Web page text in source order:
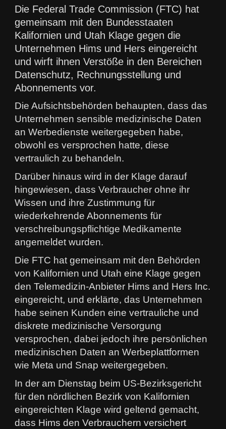
Die Federal Trade Commission (FTC) hat
gemeinsam mit den Bundesstaaten
Kalifornien und Utah Klage gegen die
Unternehmen Hims und Hers eingereicht
und wirft ihnen Verstöße in den Bereichen
Datenschutz, Rechnungsstellung und
Abonnements vor.
Die Aufsichtsbehörden behaupten, dass das
Unternehmen sensible medizinische Daten
an Werbedienste weitergegeben habe,
obwohl es versprochen hatte, diese
vertraulich zu behandeln.
Darüber hinaus wird in der Klage darauf
hingewiesen, dass Verbraucher ohne ihr
Wissen und ihre Zustimmung für
wiederkehrende Abonnements für
verschreibungspflichtige Medikamente
angemeldet wurden.
Die FTC hat gemeinsam mit den Behörden
von Kalifornien und Utah eine Klage gegen
den Telemedizin-Anbieter Hims and Hers Inc.
eingereicht, und erklärte, das Unternehmen
habe seinen Kunden eine vertrauliche und
diskrete medizinische Versorgung
versprochen, dabei jedoch ihre persönlichen
medizinischen Daten an Werbeplattformen
wie Meta und Snap weitergegeben.
In der am Dienstag beim US-Bezirksgericht
für den nördlichen Bezirk von Kalifornien
eingereichten Klage wird geltend gemacht,
dass Hims den Verbrauchern versichert